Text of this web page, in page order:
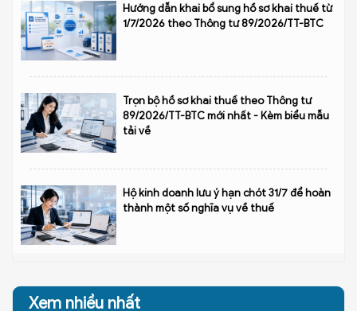
Hướng dẫn khai bổ sung hồ sơ khai thuế từ
1/7/2026 theo Thông tư 89/2026/TT-BTC
Trọn bộ hồ sơ khai thuế theo Thông tư
89/2026/TT-BTC mới nhất - Kèm biểu mẫu
tải về
Hộ kinh doanh lưu ý hạn chót 31/7 để hoàn
thành một số nghĩa vụ về thuế
Xem nhiều nhất